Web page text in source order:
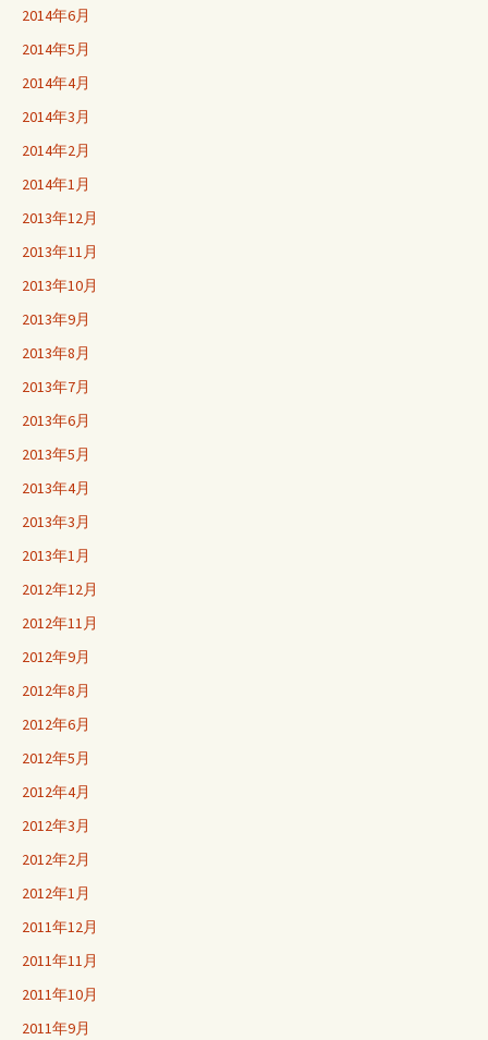
2014年6月
2014年5月
2014年4月
2014年3月
2014年2月
2014年1月
2013年12月
2013年11月
2013年10月
2013年9月
2013年8月
2013年7月
2013年6月
2013年5月
2013年4月
2013年3月
2013年1月
2012年12月
2012年11月
2012年9月
2012年8月
2012年6月
2012年5月
2012年4月
2012年3月
2012年2月
2012年1月
2011年12月
2011年11月
2011年10月
2011年9月